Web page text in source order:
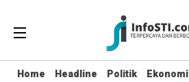
Home Headline Politik Ekonomi
Home Headline Politik Ekonomi